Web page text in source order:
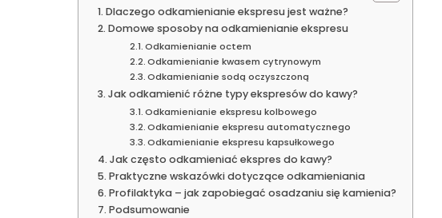
Dlaczego odkamienianie ekspresu jest ważne?
Domowe sposoby na odkamienianie ekspresu
Odkamienianie octem
Odkamienianie kwasem cytrynowym
Odkamienianie sodą oczyszczoną
Jak odkamienić różne typy ekspresów do kawy?
Odkamienianie ekspresu kolbowego
Odkamienianie ekspresu automatycznego
Odkamienianie ekspresu kapsułkowego
Jak często odkamieniać ekspres do kawy?
Praktyczne wskazówki dotyczące odkamieniania
Profilaktyka – jak zapobiegać osadzaniu się kamienia?
Podsumowanie